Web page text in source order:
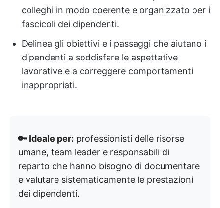
colleghi in modo coerente e organizzato per i
fascicoli dei dipendenti.
Delinea gli obiettivi e i passaggi che aiutano i
dipendenti a soddisfare le aspettative
lavorative e a correggere comportamenti
inappropriati.
🔑 Ideale per: professionisti delle risorse
umane, team leader e responsabili di
reparto che hanno bisogno di documentare
e valutare sistematicamente le prestazioni
dei dipendenti.